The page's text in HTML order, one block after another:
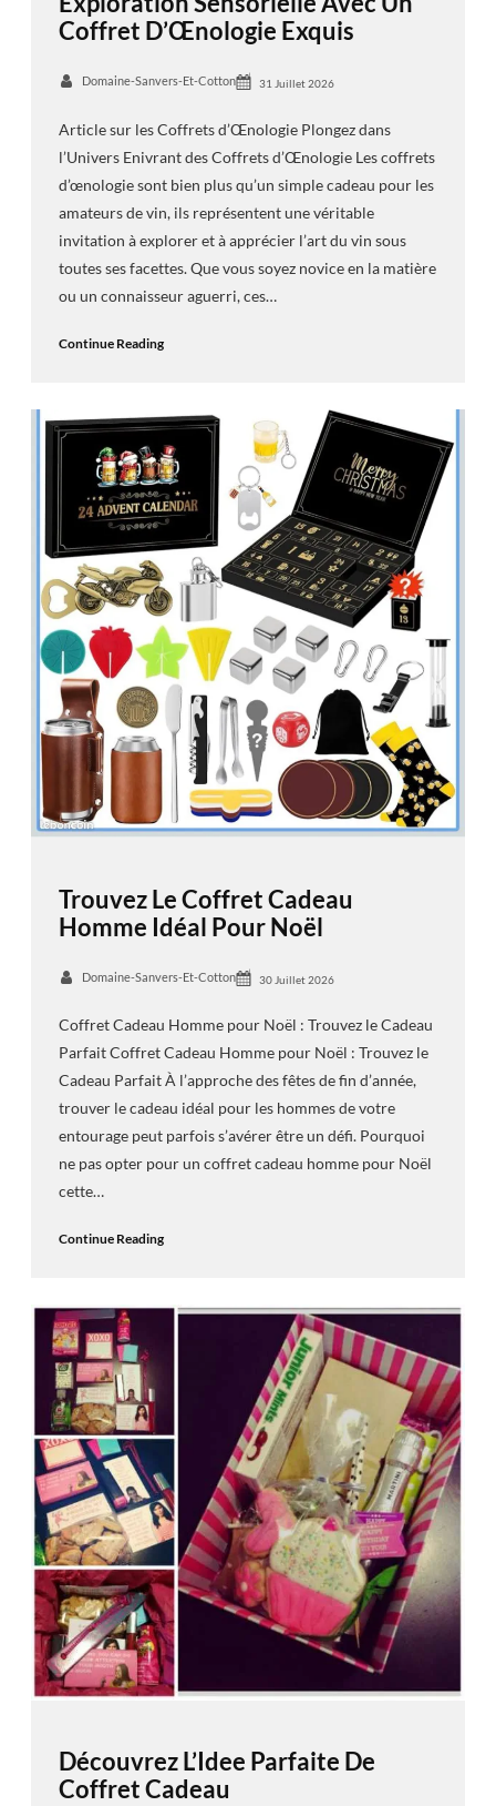
Coffret D’Œnologie Exquis
Domaine-Sanvers-Et-Cotton 31 Juillet 2026
Article sur les Coffrets d’Œnologie Plongez dans
l’Univers Enivrant des Coffrets d’Œnologie Les coffrets
d’œnologie sont bien plus qu’un simple cadeau pour les
amateurs de vin, ils représentent une véritable
invitation à explorer et à apprécier l’art du vin sous
toutes ses facettes. Que vous soyez novice en la matière
ou un connaisseur aguerri, ces…
Continue Reading
Trouvez Le Coffret Cadeau
Homme Idéal Pour Noël
Domaine-Sanvers-Et-Cotton 30 Juillet 2026
Coffret Cadeau Homme pour Noël : Trouvez le Cadeau
Parfait Coffret Cadeau Homme pour Noël : Trouvez le
Cadeau Parfait À l’approche des fêtes de fin d’année,
trouver le cadeau idéal pour les hommes de votre
entourage peut parfois s’avérer être un défi. Pourquoi
ne pas opter pour un coffret cadeau homme pour Noël
cette…
Continue Reading
Découvrez L’Idee Parfaite De
Coffret Cadeau